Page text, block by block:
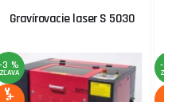
Gravírovacie laser S 5030
-3 %
ZĽAVA
-3